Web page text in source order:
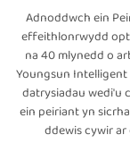
Adnoddwch ein
effeithlonrwydd
na 40 mlynedd o
Youngsun Intelligent
datrysiadau wedi'u
ein peiriant yn
ddewis cywir